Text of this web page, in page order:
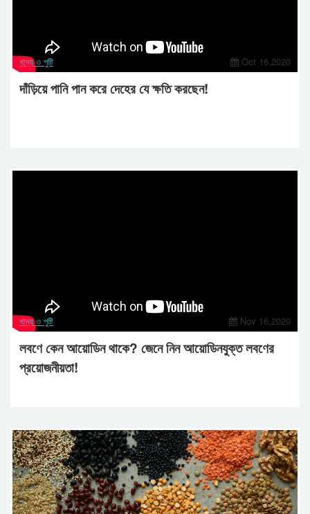
খাদ্য ও পুষ্টি Oct 16,2020
দাঁড়িয়ে পানি পান করে দেহের যে ক্ষতি করছেন!
খাদ্য ও পুষ্টি Nov 16,2020
লবণে কেন আয়োডিন থাকে? জেনে নিন আয়োডিনযুক্ত লবণের
প্রয়োজনীয়তা!